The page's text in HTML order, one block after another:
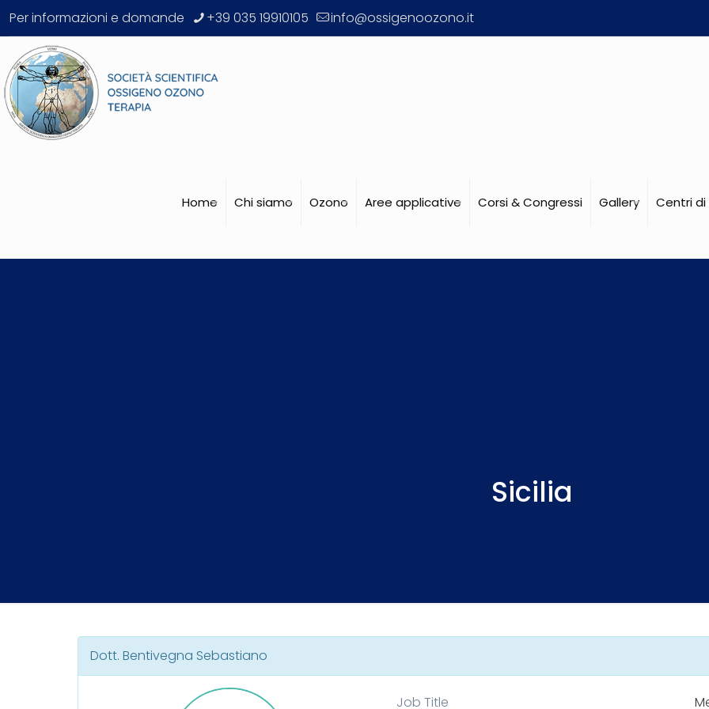
Per informazioni e domande +39 035 19910105 info@ossigenoozono.it
Home Chi siamo Ozono Aree applicative Corsi & Congressi Gallery Centri
Sicilia
Dott. Bentivegna Sebastiano
Job Title